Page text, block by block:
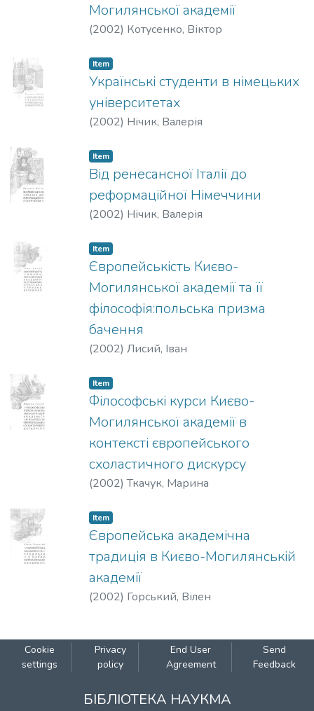
Могилянської академії
(2002) Котусенко, Віктор
Item
Українські студенти в німецьких
університетах
(2002) Нічик, Валерія
Item
Від ренесансної Італії до
реформаційної Німеччини
(2002) Нічик, Валерія
Item
Європейськість Києво-
Могилянської академії та її
філософія:польська призма
бачення
(2002) Лисий, Іван
Item
Філософські курси Києво-
Могилянської академії в
контексті європейського
схоластичного дискурсу
(2002)Ткачук, Марина
Item
Європейська академічна
традиція в Києво-Могилянській
академії
(2002) Горський, Вілен
Cookie
settings
Privacy
policy
End User
Agreement
Send
Feedback
БІБЛІОТЕКА НАУКМА